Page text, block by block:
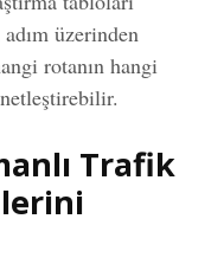
üzerinden
rotanın hangi
Trafik